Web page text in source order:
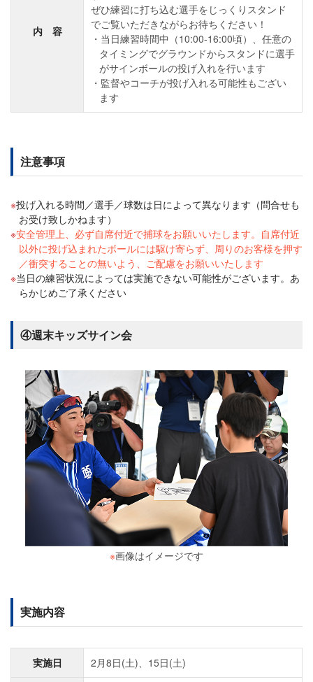
内 容
ぜひ練習に打ち込む選手をじっくりスタンド
でご覧いただきながらお待ちください！
当日練習時間中（10:00-16:00頃）、任意の
タイミングでグラウンドからスタンドに選手
がサインボールの投げ入れを行います
監督やコーチが投げ入れる可能性もござい
ます
注意事項
投げ入れる時間／選手／球数は日によって異なります（問合せも
お受け致しかねます）
安全管理上、必ず自席付近で捕球をお願いいたします。自席付近
以外に投げ込まれたボールには駆け寄らず、周りのお客様を押す
／衝突することの無いよう、ご配慮をお願いいたします
当日の練習状況によっては実施できない可能性がございます。あ
らかじめご了承ください
④週末キッズサイン会
※画像はイメージです
実施内容
実施日 2月8日(土)、15日(土)